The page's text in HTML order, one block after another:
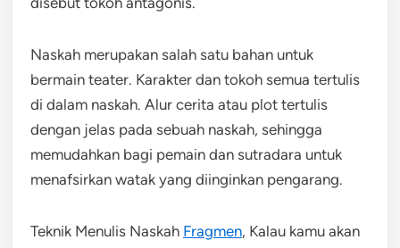
Naskah merupakan salah satu bahan untuk
bermain teater. Karakter dan tokoh semua tertulis
di dalam naskah. Alur cerita atau plot tertulis
dengan jelas pada sebuah naskah, sehingga
memudahkan bagi pemain dan sutradara untuk
menafsirkan watak yang diinginkan pengarang.
Teknik Menulis Naskah Fragmen, Kalau kamu akan